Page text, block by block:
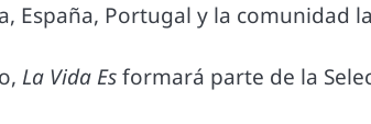
España, Portugal y la comunidad
La Vida Esformará parte de la